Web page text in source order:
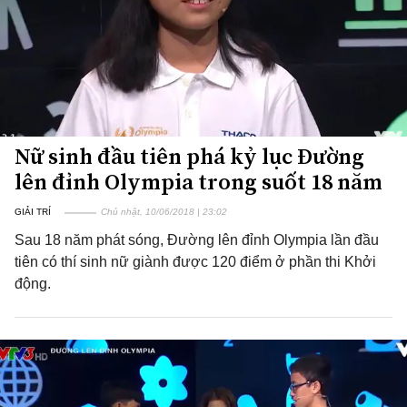
Nữ sinh đầu tiên phá kỷ lục Đường
lên đỉnh Olympia trong suốt 18 năm
GIẢI TRÍ Chủ nhật, 10/06/2018 | 23:02
Sau 18 năm phát sóng, Đường lên đỉnh Olympia lần đầu
tiên có thí sinh nữ giành được 120 điểm ở phần thi Khởi
động.